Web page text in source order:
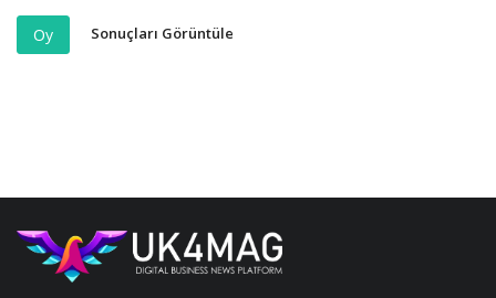
Oy Sonuçları Görüntüle